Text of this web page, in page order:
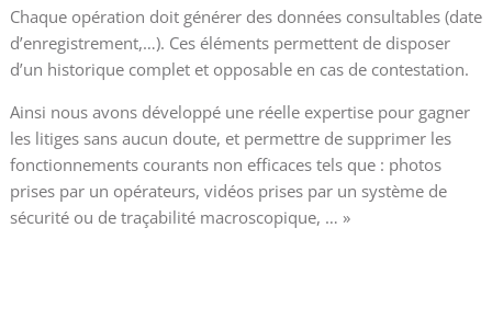
Chaque opération doit générer des données consultables (date
d’enregistrement,…). Ces éléments permettent de disposer
d’un historique complet et opposable en cas de contestation.
Ainsi nous avons développé une réelle expertise pour gagner
les litiges sans aucun doute, et permettre de supprimer les
fonctionnements courants non efficaces tels que : photos
prises par un opérateurs, vidéos prises par un système de
sécurité ou de traçabilité macroscopique, … »